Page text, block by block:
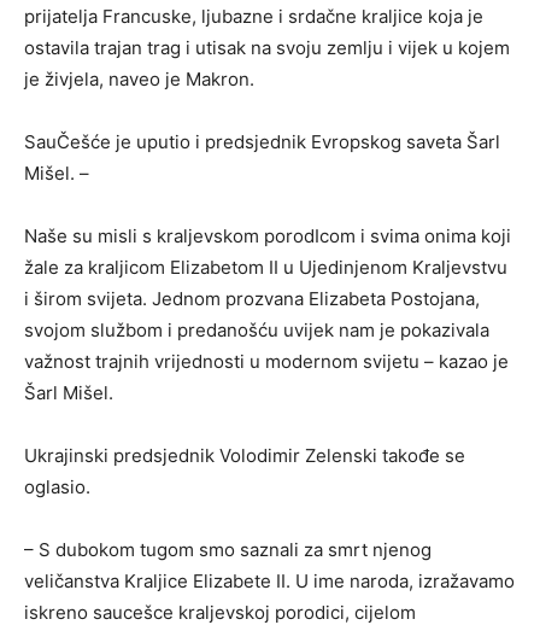
prijatelja Francuske, ljubazne i srdačne kraljice koja je
ostavila trajan trag i utisak na svoju zemlju i vijek u kojem
je živjela, naveo je Makron.
SauČešće je uputio i predsjednik Evropskog saveta Šarl
Mišel. –
Naše su misli s kraljevskom porodIcom i svima onima koji
žale za kraljicom Elizabetom II u Ujedinjenom Kraljevstvu
i širom svijeta. Jednom prozvana Elizabeta Postojana,
svojom službom i predanošću uvijek nam je pokazivala
važnost trajnih vrijednosti u modernom svijetu – kazao je
Šarl Mišel.
Ukrajinski predsjednik Volodimir Zelenski takođe se
oglasio.
– S dubokom tugom smo saznali za smrt njenog
veličanstva Kraljice Elizabete II. U ime naroda, izražavamo
iskreno saucešce kraljevskoj porodici, cijelom